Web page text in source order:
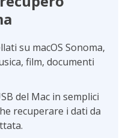
su macOS Sonoma,
film, documenti
del Mac in semplici
recuperare i dati da